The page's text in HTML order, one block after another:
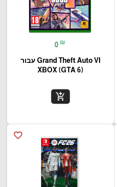
0 ₪
Grand Theft Auto VI עבור
(XBOX (GTA 6
add_shopping_cart
favorite_border